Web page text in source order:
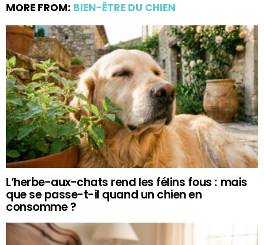
MORE FROM: BIEN-ÊTRE DU CHIEN
L’herbe-aux-chats rend les félins fous : mais
que se passe-t-il quand un chien en
consomme ?